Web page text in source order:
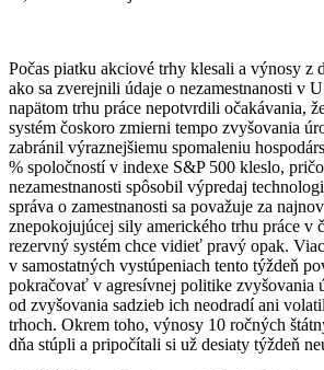
Počas piatku akciové trhy klesali a výnosy z
ako sa zverejnili údaje o nezamestnanosti v
napätom trhu práce nepotvrdili očakávania,
systém čoskoro zmierni tempo zvyšovania
zabránil výraznejšiemu spomaleniu
% spoločností v indexe S&P 500 kleslo,
nezamestnanosti spôsobil výpredaj
správa o zamestnanosti sa považuje za
znepokojujúcej sily amerického trhu práce v
rezervný systém chce vidieť pravý opak.
v samostatných vystúpeniach tento týždeň
pokračovať v agresívnej politike zvyšovania
od zvyšovania sadzieb ich neodradí ani
trhoch. Okrem toho, výnosy 10 ročných
dňa stúpli a pripočítali si už desiaty týždeň